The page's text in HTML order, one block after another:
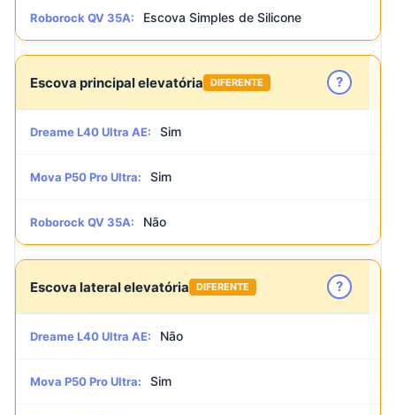
Roborock QV 35A: Escova Simples de Silicone
Escova principal elevatória DIFERENTE ?
Dreame L40 Ultra AE: Sim
Mova P50 Pro Ultra: Sim
Roborock QV 35A: Não
Escova lateral elevatória DIFERENTE ?
Dreame L40 Ultra AE: Não
Mova P50 Pro Ultra: Sim